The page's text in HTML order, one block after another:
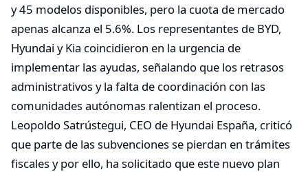
y 45 modelos disponibles, pero la cuota de mercado
apenas alcanza el 5.6%. Los representantes de BYD,
Hyundai y Kia coincidieron en la urgencia de
implementar las ayudas, señalando que los retrasos
administrativos y la falta de coordinación con las
comunidades autónomas ralentizan el proceso.
Leopoldo Satrústegui, CEO de Hyundai España, criticó
que parte de las subvenciones se pierdan en trámites
fiscales y por ello, ha solicitado que este nuevo plan